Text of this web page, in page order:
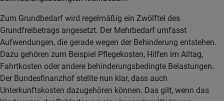
Zum Grundbedarf wird regelmäßig ein Zwölftel des
Grundfreibetrags angesetzt. Der Mehrbedarf umfasst
Aufwendungen, die gerade wegen der Behinderung entstehen.
Dazu gehören zum Beispiel Pflegekosten, Hilfen im Alltag,
Fahrtkosten oder andere behinderungsbedingte Belastungen.
Der Bundesfinanzhof stellte nun klar, dass auch
Unterkunftskosten dazugehören können. Das gilt, wenn das